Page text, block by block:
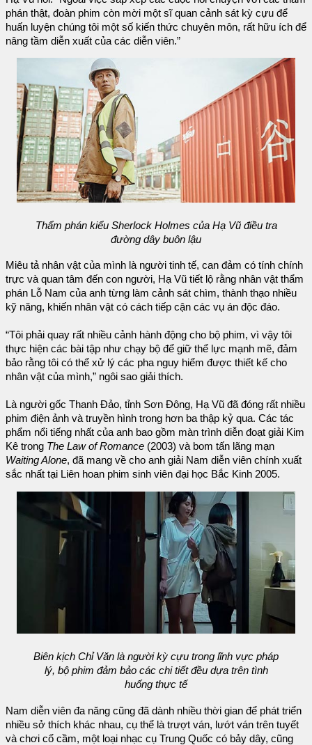
phán thật, đoàn phim còn mời một sĩ quan cảnh sát kỳ cựu để
huấn luyện chúng tôi một số kiến thức chuyên môn, rất hữu ích để
nâng tầm diễn xuất của các diễn viên.”
Thẩm phán kiểu Sherlock Holmes của Hạ Vũ điều tra
đường dây buôn lậu
Miêu tả nhân vật của mình là người tinh tế, can đảm có tính chính
trực và quan tâm đến con người, Hạ Vũ tiết lộ rằng nhân vật thẩm
phán Lỗ Nam của anh từng làm cảnh sát chìm, thành thạo nhiều
kỹ năng, khiến nhân vật có cách tiếp cận các vụ án độc đáo.
“Tôi phải quay rất nhiều cảnh hành động cho bộ phim, vì vậy tôi
thực hiện các bài tập như chạy bộ để giữ thể lực mạnh mẽ, đảm
bảo rằng tôi có thể xử lý các pha nguy hiểm được thiết kế cho
nhân vật của mình,” ngôi sao giải thích.
Là người gốc Thanh Đảo, tỉnh Sơn Đông, Hạ Vũ đã đóng rất nhiều
phim điện ảnh và truyền hình trong hơn ba thập kỷ qua. Các tác
phẩm nổi tiếng nhất của anh bao gồm màn trình diễn đoạt giải Kim
Kê trong The Law of Romance (2003) và bom tấn lãng mạn
Waiting Alone, đã mang về cho anh giải Nam diễn viên chính xuất
sắc nhất tại Liên hoan phim sinh viên đại học Bắc Kinh 2005.
Biên kịch Chỉ Văn là người kỳ cựu trong lĩnh vực pháp
lý, bộ phim đảm bảo các chi tiết đều dựa trên tình
huống thực tế
Nam diễn viên đa năng cũng đã dành nhiều thời gian để phát triển
nhiều sở thích khác nhau, cụ thể là trượt ván, lướt ván trên tuyết
và chơi cổ cầm, một loại nhạc cụ Trung Quốc có bảy dây, cũng